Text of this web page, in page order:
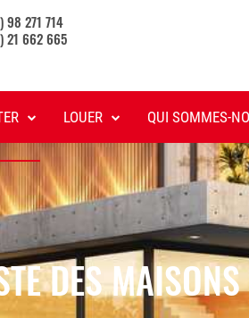
98 271 714
21 662 665
LOUER QUI SOMMES-
DES